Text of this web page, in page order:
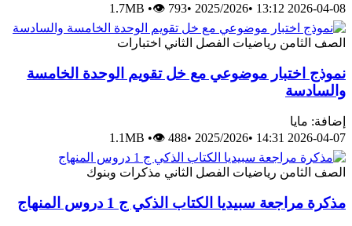
2026-04-08 13:12
•
2025/2026
•
1.7MB •👁 793
الصف الثامن رياضيات الفصل الثاني اختبارات
نموذج اختبار موضوعي مع خل تقويم الوحدة الخامسة
والسادسة
إضافة: مايا
2026-04-07 14:31
•
2025/2026
•
1.1MB •👁 488
الصف الثامن رياضيات الفصل الثاني مذكرات وبنوك
مذكرة مراجعة سبيديا الكتاب الذكي ج 1 دروس المنهاج